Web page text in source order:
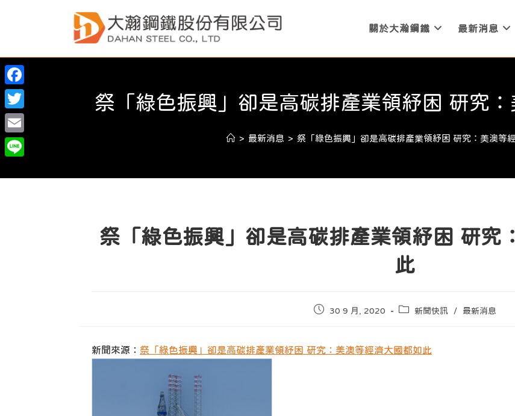
關於大瀚鋼鐵 最新消息
祭「綠色振興」卻是高碳排產業領紓困 研究
> 最新消息 > 祭「綠色振興」卻是高碳排產業領紓困 研究：美澳等
祭「綠色振興」卻是高碳排產業領紓困 研究
此
Post30 9 月, 2020
Post新聞快訊 / 最新消息
新聞來源： 祭「綠色振興」卻是高碳排產業領紓困 研究：美澳等經濟大國都如此
F
a
c
e
T
w
i
E
a